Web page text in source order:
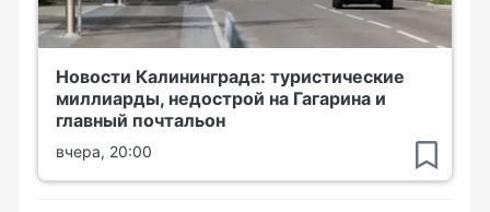
Новости Калининграда: туристические
миллиарды, недострой на Гагарина и
главный почтальон
вчера, 20:00